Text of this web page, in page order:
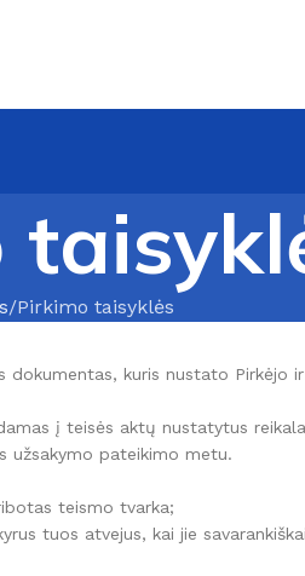
Pirkimo taisyklės
kuris nustato Pirkėjo
į teisės aktų nustatytus
užsakymo pateikimo metu.
teismo tvarka;
tuos atvejus, kai jie